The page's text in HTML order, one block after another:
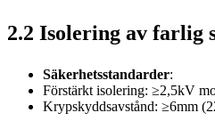
2.2 Isolering av farlig
Säkerhetsstandarder:
Förstärkt isolering: ≥2,5kV
Krypskyddsavstånd: ≥6mm